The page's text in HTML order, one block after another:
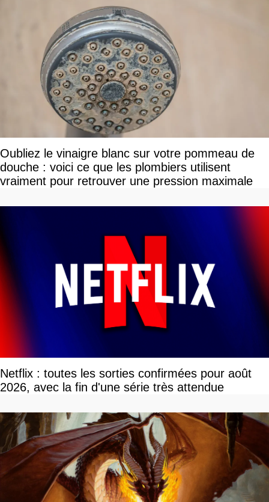
Oubliez le vinaigre blanc sur votre pommeau de
douche : voici ce que les plombiers utilisent
vraiment pour retrouver une pression maximale
Netflix : toutes les sorties confirmées pour août
2026, avec la fin d'une série très attendue